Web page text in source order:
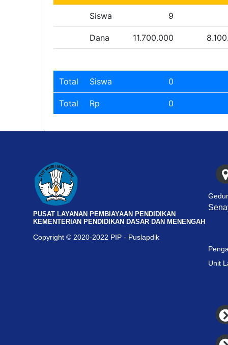
Siswa 9
Dana 11.700.000
Total Siswa 0
Total Rp 0
PUSAT LAYANAN PEMBIAYAAN PENDIDIKAN
KEMENTERIAN PENDIDIKAN DASAR DAN MENENGAH
Copyright © 2020-2022 PIP - Puslapdik
Unit